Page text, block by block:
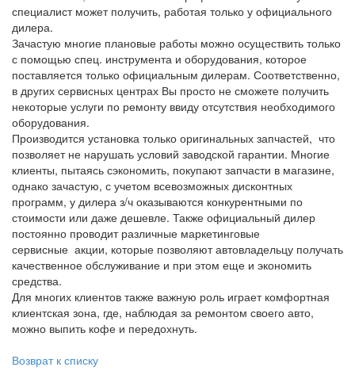
специалист может получить, работая только у официального
дилера.
Зачастую многие плановые работы можно осуществить только
с помощью спец. инструмента и оборудования, которое
поставляется только официальным дилерам. Соответственно,
в других сервисных центрах Вы просто не сможете получить
некоторые услуги по ремонту ввиду отсутствия необходимого
оборудования.
Производится установка только оригинальных запчастей, что
позволяет не нарушать условий заводской гарантии. Многие
клиенты, пытаясь сэкономить, покупают запчасти в магазине,
однако зачастую, с учетом всевозможных дисконтных
программ, у дилера з/ч оказываются конкурентными по
стоимости или даже дешевле. Также официальный дилер
постоянно проводит различные маркетинговые
сервисные акции, которые позволяют автовладельцу получать
качественное обслуживание и при этом еще и экономить
средства.
Для многих клиентов также важную роль играет комфортная
клиентская зона, где, наблюдая за ремонтом своего авто,
можно выпить кофе и передохнуть.
Возврат к списку